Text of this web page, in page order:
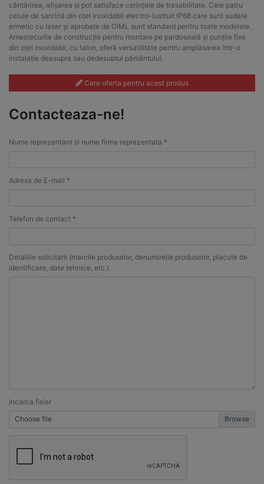
cântărirea, afișarea și pot satisface cerințele de trasabilitate. Cele patru
celule de sarcină din oțel inoxidabil electro-lustruit IP68 care sunt sudate
ermetic cu laser și aprobate de OIML sunt standard pentru toate modelele.
Amestecurile de construcție pentru montare pe pardoseală și punțile fixe
din oțel inoxidabil, cu talon, oferă versatilitate pentru amplasarea într-o
instalație deasupra sau dedesubtul pământului.
Cere oferta pentru acest produs
Contacteaza-ne!
Nume reprezentant si nume firma reprezentata *
Adresa de E-mail *
Telefon de contact *
Detaliile solicitarii (marcile produselor, denumireile produselor, placute de
identificare, date tehnice, etc.)
Incarca fisier
Choose file